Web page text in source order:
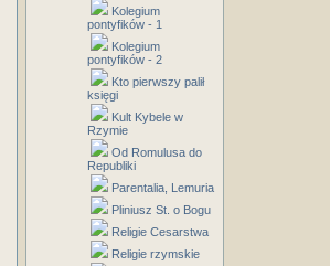
Kolegium
pontyfików - 1
Kolegium
pontyfików - 2
Kto pierwszy palił
księgi
Kult Kybele w
Rzymie
Od Romulusa do
Republiki
Parentalia, Lemuria
Pliniusz St. o Bogu
Religie Cesarstwa
Religie rzymskie